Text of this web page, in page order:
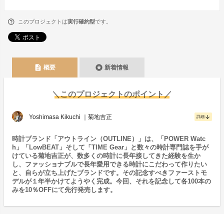
このプロジェクトは実行確約型です。
description 概要 stars 新着情報
＼このプロジェクトのポイント／
Yoshimasa Kikuchi ｜菊地吉正 詳細 arrow_downward
時計ブランド「アウトライン（OUTLINE）」は、「POWER Watc
h」「LowBEAT」そして「TIME Gear」と数々の時計専門誌を手が
けている菊地吉正が、数多くの時計に長年接してきた経験を生か
し、ファッショナブルで長年愛用できる時計にこだわって作りたい
と、自らが立ち上げたブランドです。その記念すべきファーストモ
デルが１年半かけてようやく完成。今回、それを記念して各100本の
みを10％OFFにて先行発売します。